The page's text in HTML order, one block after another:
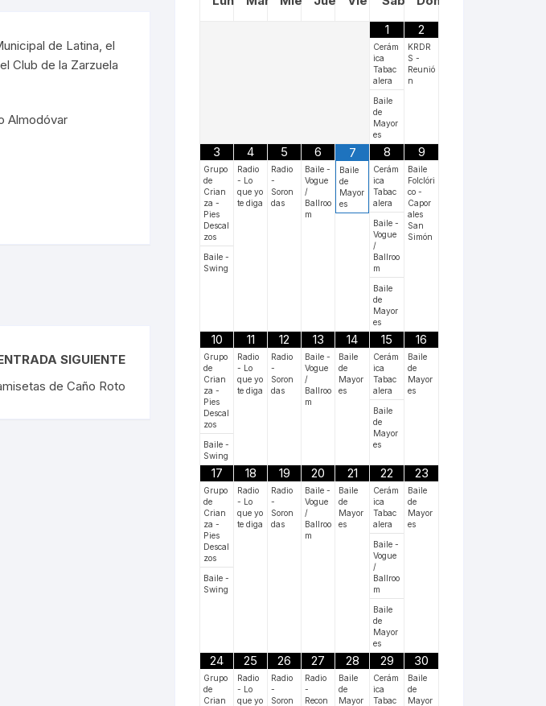
de Latina, el
Club de la Zarzuela
Almodóvar
SIGUIENTE
de Caño Roto
1
Cerám
ica
Tabac
alera
Baile
de
Mayor
es
2
KRDR
S -
Reunió
n
3
Grupo
de
Crian
za -
Pies
Descal
zos
Baile -
Swing
4
Radio
- Lo
que yo
te diga
5
Radio
-
Soron
das
6
Baile -
Vogue
/
Ballroo
m
7
Baile
de
Mayor
es
8
Cerám
ica
Tabac
alera
Baile -
Vogue
/
Ballroo
m
Baile
de
Mayor
es
9
Baile
Folclóri
co -
Capor
ales
San
Simón
10
Grupo
de
Crian
za -
Pies
Descal
zos
Baile -
Swing
11
Radio
- Lo
que yo
te diga
12
Radio
-
Soron
das
13
Baile -
Vogue
/
Ballroo
m
14
Baile
de
Mayor
es
15
Cerám
ica
Tabac
alera
Baile
de
Mayor
es
16
Baile
de
Mayor
es
17
Grupo
de
Crian
za -
Pies
Descal
zos
Baile -
Swing
18
Radio
- Lo
que yo
te diga
19
Radio
-
Soron
das
20
Baile -
Vogue
/
Ballroo
m
21
Baile
de
Mayor
es
22
Cerám
ica
Tabac
alera
Baile -
Vogue
/
Ballroo
m
Baile
de
Mayor
es
23
Baile
de
Mayor
es
24
Grupo
de
Crian
25
Radio
- Lo
que yo
26
Radio
-
Soron
27
Radio
-
Recon
28
Baile
de
Mayor
29
Cerám
ica
Tabac
30
Baile
de
Mayor